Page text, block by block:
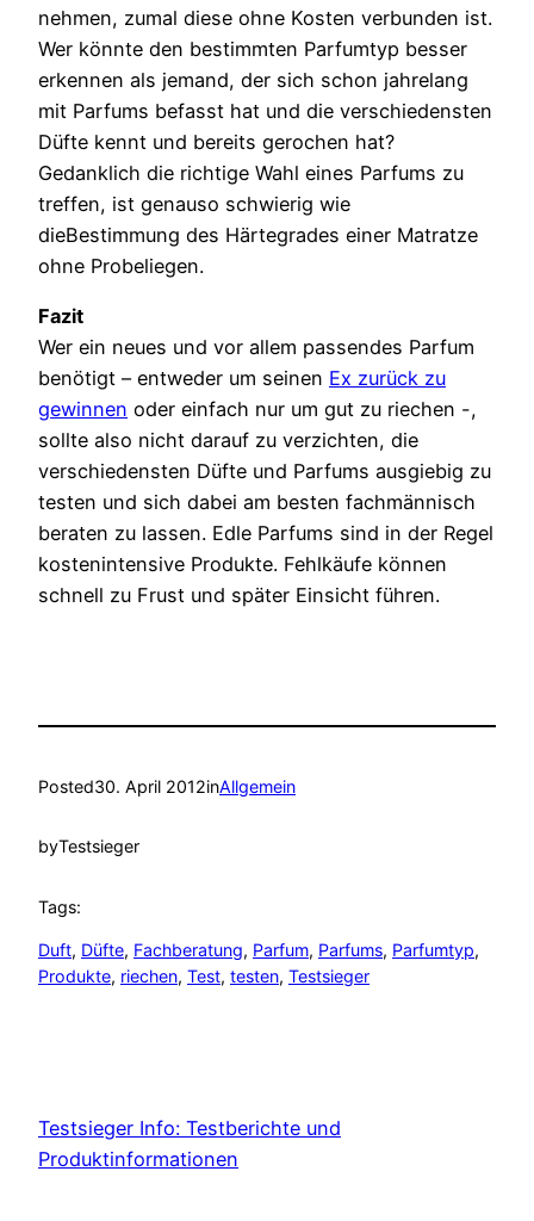
nehmen, zumal diese ohne Kosten verbunden ist.
Wer könnte den bestimmten Parfumtyp besser
erkennen als jemand, der sich schon jahrelang
mit Parfums befasst hat und die verschiedensten
Düfte kennt und bereits gerochen hat?
Gedanklich die richtige Wahl eines Parfums zu
treffen, ist genauso schwierig wie
dieBestimmung des Härtegrades einer Matratze
ohne Probeliegen.
Fazit
Wer ein neues und vor allem passendes Parfum
benötigt – entweder um seinen Ex zurück zu
gewinnen oder einfach nur um gut zu riechen -,
sollte also nicht darauf zu verzichten, die
verschiedensten Düfte und Parfums ausgiebig zu
testen und sich dabei am besten fachmännisch
beraten zu lassen. Edle Parfums sind in der Regel
kostenintensive Produkte. Fehlkäufe können
schnell zu Frust und später Einsicht führen.
Posted30. April 2012inAllgemein
byTestsieger
Tags:
Duft, Düfte, Fachberatung, Parfum, Parfums, Parfumtyp
Produkte, riechen, Test, testen, Testsieger
Testsieger Info: Testberichte und
Produktinformationen